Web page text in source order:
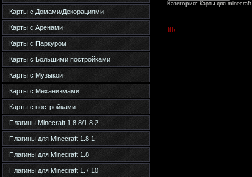
Карты с Домами/Декорациями
Карты с Аренами
Карты с Паркуром
Карты с Большими постройками
Карты с Музыкой
Карты с Механизмами
Карты с постройками
Плагины Minecraft 1.8.8/1.8.2
Плагины для Minecraft 1.8.1
Плагины для Minecraft 1.8
Плагины для Minecraft 1.7.10
Категория: Карты для minecraft